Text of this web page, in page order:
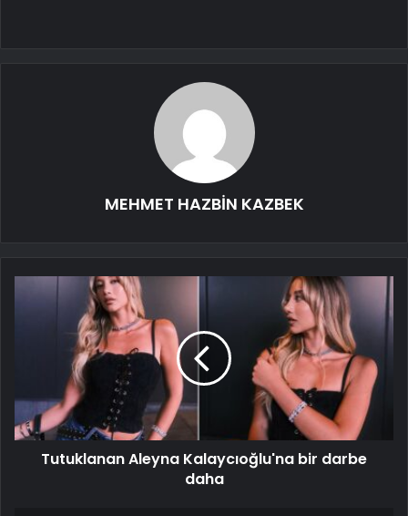
MEHMET HAZBİN KAZBEK
Tutuklanan Aleyna Kalaycıoğlu'na bir darbe
daha